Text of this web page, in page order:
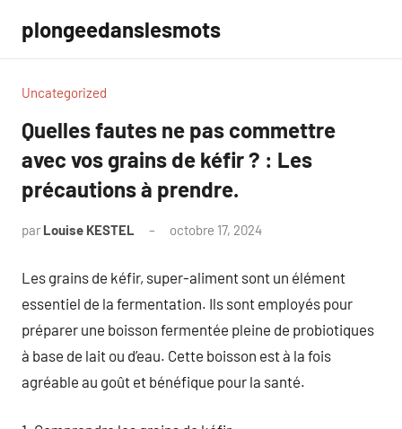
contenu
plongeedanslesmots
Uncategorized
Quelles fautes ne pas commettre
avec vos grains de kéfir ? : Les
précautions à prendre.
par Louise KESTEL octobre 17, 2024
Les grains de kéfir, super-aliment sont un élément
essentiel de la fermentation. Ils sont employés pour
préparer une boisson fermentée pleine de probiotiques
à base de lait ou d’eau. Cette boisson est à la fois
agréable au goût et bénéfique pour la santé.